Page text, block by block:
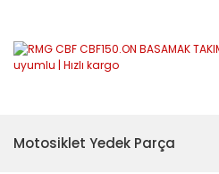
Motosiklet Yedek Parça